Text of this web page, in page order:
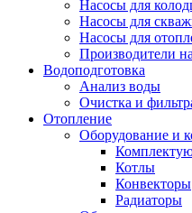
Насосы для
Насосы для
Насосы для
Производители
Водоподготовка
Анализ воды
Очистка и
Отопление
Оборудование и
Котлы
Конвекторы
Радиаторы